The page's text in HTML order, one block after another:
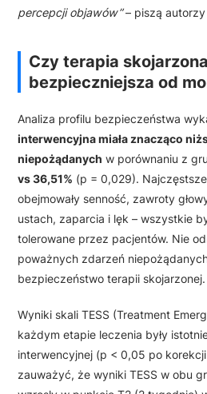
percepcji objawów”– piszą autorzy
Czy terapia
bezpieczniejsza od
Analiza profilu bezpieczeństwa
interwencyjna miała znacząco
niepożądanych w porównaniu z
vs 36,51% (p = 0,029).
obejmowały senność, zawroty
ustach, zaparcia i lęk – wszystkie
tolerowane przez pacjentów. Nie
poważnych zdarzeń
bezpieczeństwo terapii skojarzonej.
Wyniki skali TESS (Treatment
każdym etapie leczenia były
interwencyjnej (p < 0,05 po
zauważyć, że wyniki TESS w obu